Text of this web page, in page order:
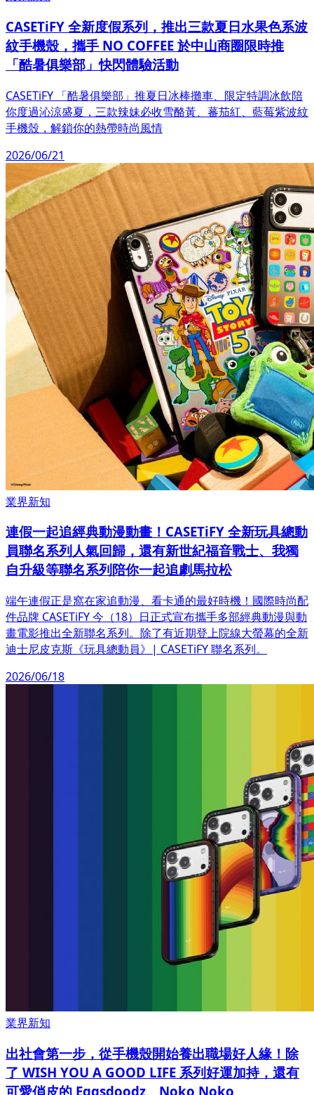
CASETiFY 全新度假系列，推出三款夏日水果色系波
紋手機殼，攜手 NO COFFEE 於中山商圈限時推
「酷暑俱樂部」快閃體驗活動
CASETiFY 「酷暑俱樂部」推夏日冰棒攤車、限定特調冰飲陪
你度過沁涼盛夏，三款辣妹必收雪酪黃、蕃茄紅、藍莓紫波紋
手機殼，解鎖你的熱帶時尚風情
2026/06/21
業界新知
連假一起追經典動漫動畫！CASETiFY 全新玩具總動
員聯名系列人氣回歸，還有新世紀福音戰士、我獨
自升級等聯名系列陪你一起追劇馬拉松
端午連假正是窩在家追動漫、看卡通的最好時機！國際時尚配
件品牌 CASETiFY 今（18）日正式宣布攜手多部經典動漫與動
畫電影推出全新聯名系列。除了有近期登上院線大螢幕的全新
迪士尼皮克斯《玩具總動員》| CASETiFY 聯名系列。
2026/06/18
業界新知
出社會第一步，從手機殼開始養出職場好人緣！除
了 WISH YOU A GOOD LIFE 系列好運加持，還有
可愛俏皮的 Eggsdoodz、Noko Noko